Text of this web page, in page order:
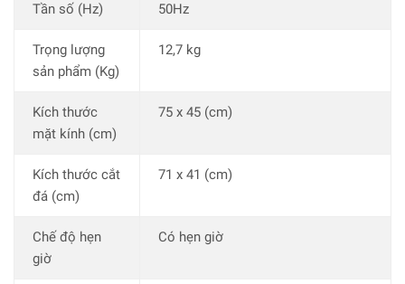
Tần số (Hz) 50Hz
Trọng lượng
sản phẩm (Kg)
12,7 kg
Kích thước
mặt kính (cm)
75 x 45 (cm)
Kích thước cắt
đá (cm)
71 x 41 (cm)
Chế độ hẹn
giờ
Có hẹn giờ